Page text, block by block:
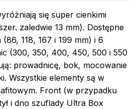
się super cienkimi
zaledwie 13 mm). Dostępne
118, 167 i 199 mm) i 6
(300, 350, 400, 450, 500 i 550
prowadnicę, bok, mocowanie
Wszystkie elementy są w
Front (w przypadku
i dno szuflady Ultra Box